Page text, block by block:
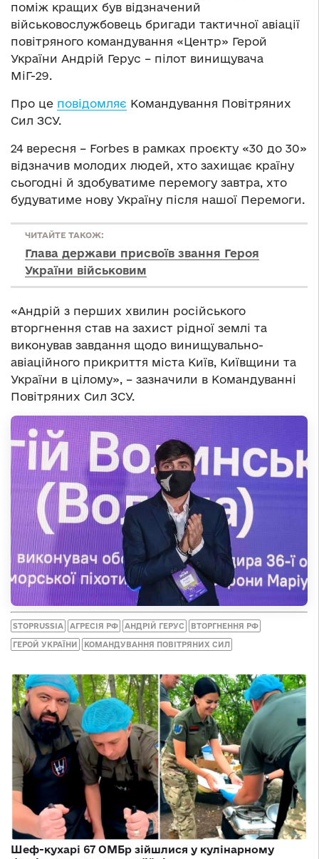
поміж кращих був відзначений
військовослужбовець бригади тактичної авіації
повітряного командування «Центр» Герой
України Андрій Герус – пілот винищувача
МіГ-29.
Про це повідомляє Командування Повітряних
Сил ЗСУ.
24 вересня – Forbes в рамках проєкту «30 до 30»
відзначив молодих людей, хто захищає країну
сьогодні й здобуватиме перемогу завтра, хто
будуватиме нову Україну після нашої Перемоги.
ЧИТАЙТЕ ТАКОЖ:
Глава держави присвоїв звання Героя
України військовим
«Андрій з перших хвилин російського
вторгнення став на захист рідної землі та
виконував завдання щодо винищувально-
авіаційного прикриття міста Київ, Київщини та
України в цілому», – зазначили в Командуванні
Повітряних Сил ЗСУ.
STOPRUSSIA АГРЕСІЯ РФ АНДРІЙ ГЕРУС ВТОРГНЕННЯ РФ
ГЕРОЙ УКРАЇНИ КОМАНДУВАННЯ ПОВІТРЯНИХ СИЛ
Шеф-кухарі 67 ОМБр зійшлися у кулінарному